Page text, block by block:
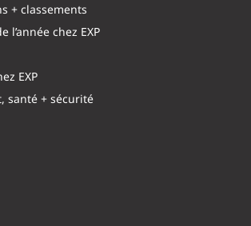
+ classements
l’année chez EXP
EXP
santé + sécurité